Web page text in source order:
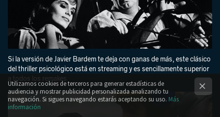
Si la versión de Javier Bardem te deja con ganas de más, este clásico
del thriller psicológico está en streaming y es sencillamente superior
a todos los remakes
Utilizamos cookies de terceros para generar estadísticas de
audiencia y mostrar publicidad personalizada analizando tu
navegación. Si sigues navegando estarás aceptando su uso. Más
información